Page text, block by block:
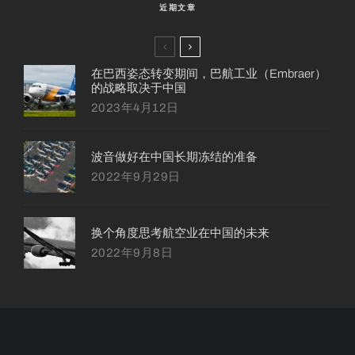
近期文章
在巴西姿态转变期间，巴航工业（Embraer）
的战略取决于中国
2023年4月12日
波音做好在中国长期冻结的准备
2022年9月29日
换个角度思考航空业在中国的未来
2022年9月8日